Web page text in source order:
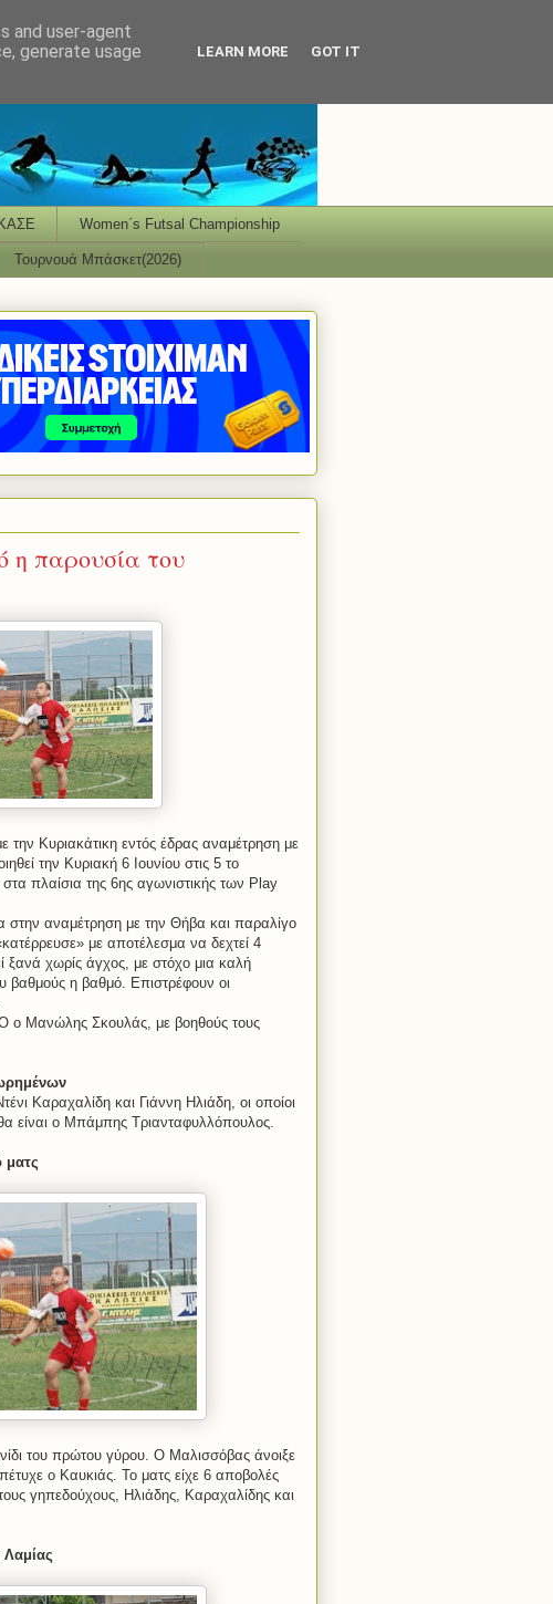
Women΄s Futsal Championship
Τουρνουά Μπάσκετ(2026)
η παρουσία του
την Κυριακάτικη εντός έδρας αναμέτρηση με
την Κυριακή 6 Ιουνίου στις 5 το
πλαίσια της 6ης αγωνιστικής των Play
αναμέτρηση με την Θήβα και παραλίγο
με αποτέλεσμα να δεχτεί 4
ξανά χωρίς άγχος, με στόχο μια καλή
βαθμούς η βαθμό. Επιστρέφουν οι
ο Μανώλης Σκουλάς, με βοηθούς τους
Καραχαλίδη και Γιάννη Ηλιάδη, οι οποίοι
είναι ο Μπάμπης Τριανταφυλλόπουλος.
ματς
του πρώτου γύρου. Ο Μαλισσόβας άνοιξε
ο Καυκιάς. Το ματς είχε 6 αποβολές
γηπεδούχους, Ηλιάδης, Καραχαλίδης και
and user-agent
generate usage
LEARN MORE GOT IT